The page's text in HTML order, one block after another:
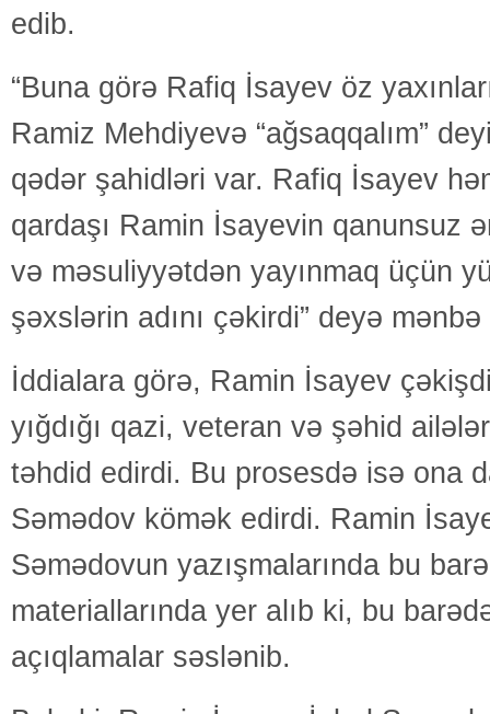
edib.
“Buna görə Rafiq İsayev öz
Ramiz Mehdiyevə “ağsaqqalım”
qədər şahidləri var. Rafiq İsayev
qardaşı Ramin İsayevin qanunsuz
və məsuliyyətdən yayınmaq üçün
şəxslərin adını çəkirdi” deyə
İddialara görə, Ramin İsayev
yığdığı qazi, veteran və şəhid
təhdid edirdi. Bu prosesdə isə ona
Səmədov kömək edirdi. Ramin
Səmədovun yazışmalarında bu
materiallarında yer alıb ki, bu
açıqlamalar səslənib.